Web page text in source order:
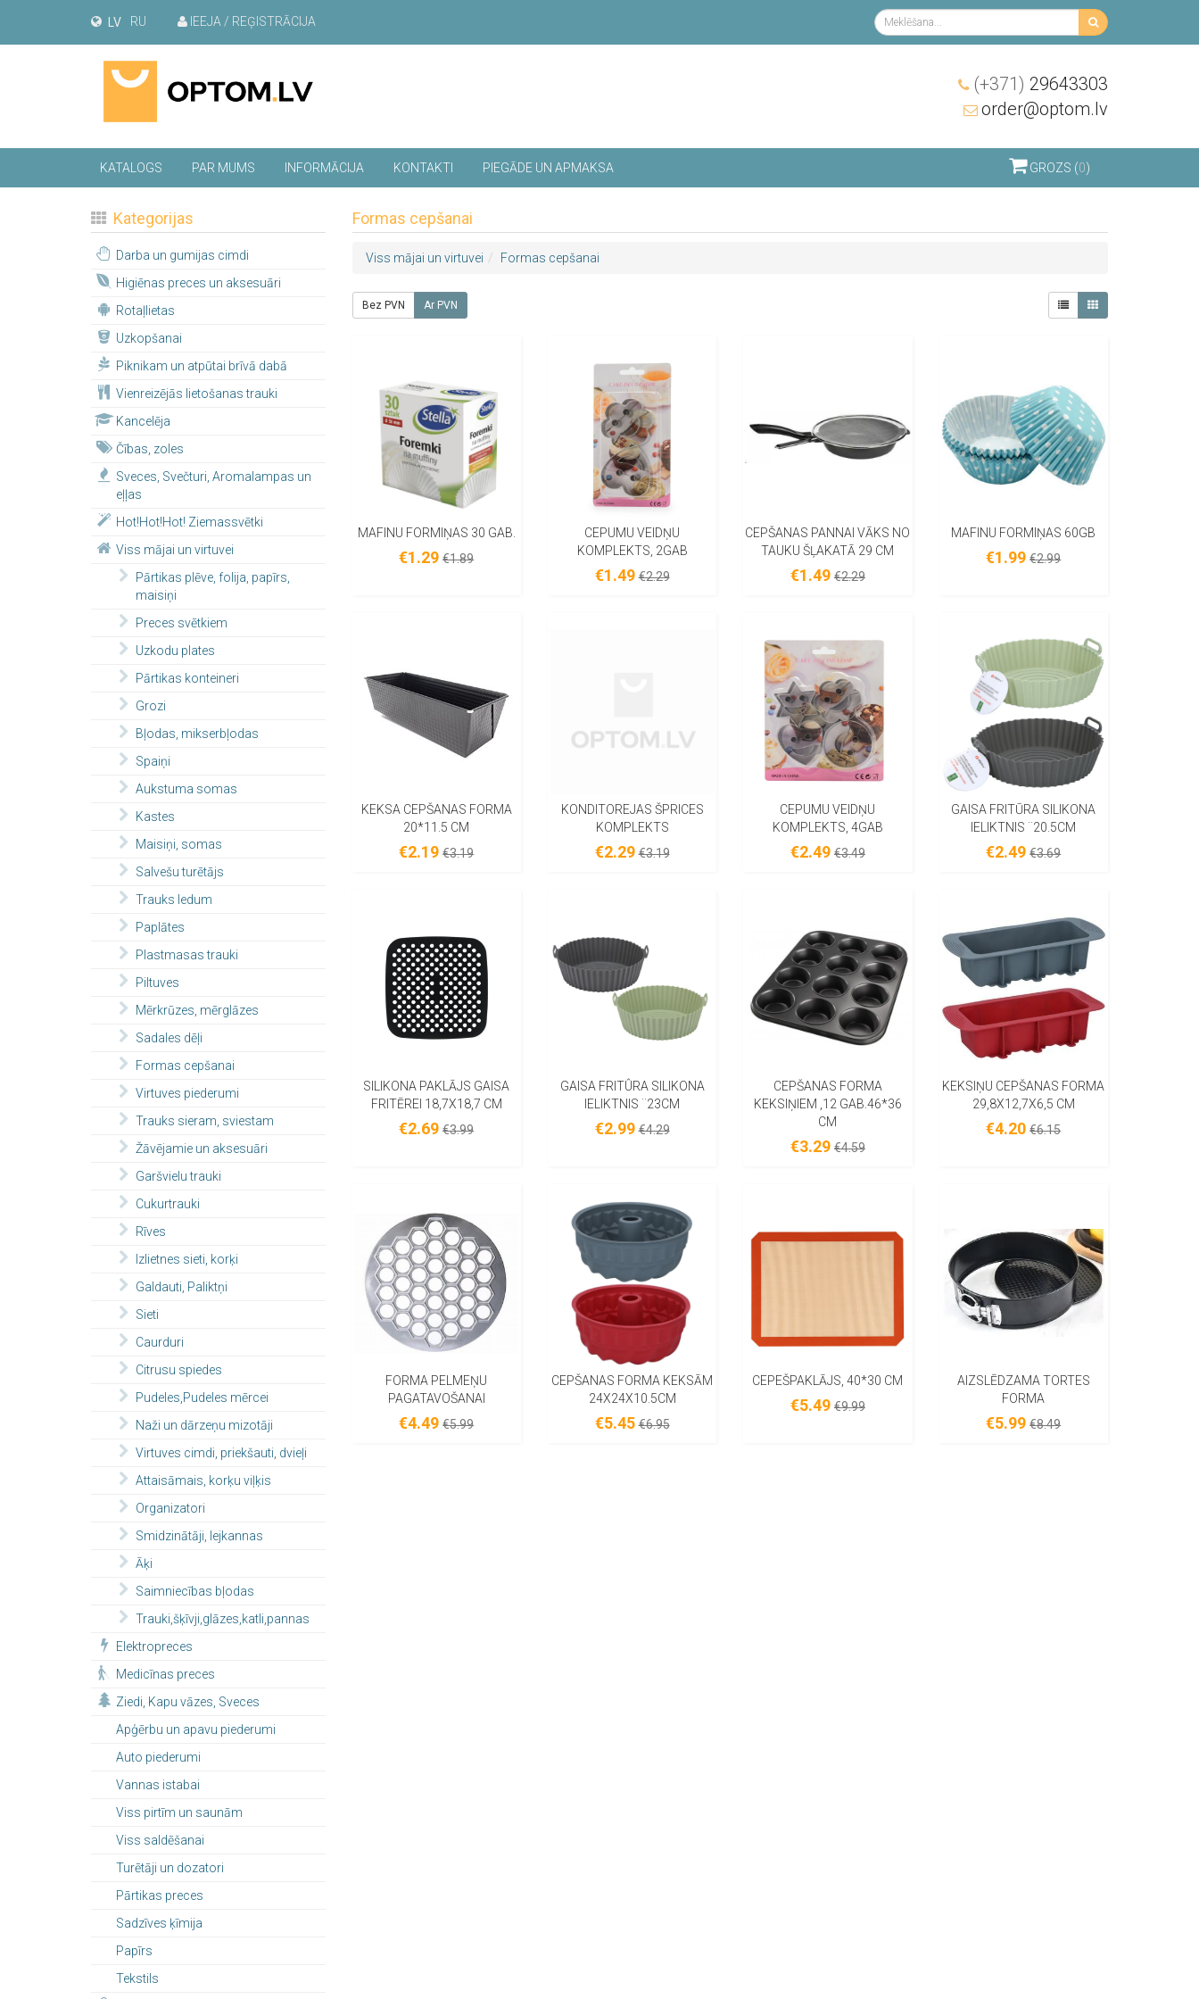
LV RU IEEJA / REĢISTRĀCIJA
(+371) 29643303
order@optom.lv
KATALOGS PAR MUMS INFORMĀCIJA KONTAKTI PIEGĀDE UN APMAKSA GROZS (0)
Kategorijas
Darba un gumijas cimdi
Higiēnas preces un aksesuāri
Rotaļlietas
Uzkopšanai
Piknikam un atpūtai brīvā dabā
Vienreizējās lietošanas trauki
Kancelēja
Čības, zoles
Sveces, Svečturi, Aromalampas un
eļļas
Hot!Hot!Hot! Ziemassvētki
Viss mājai un virtuvei
Pārtikas plēve, folija, papīrs,
maisiņi
Preces svētkiem
Uzkodu plates
Pārtikas konteineri
Grozi
Bļodas, mikserbļodas
Spaiņi
Aukstuma somas
Kastes
Maisiņi, somas
Salvešu turētājs
Trauks ledum
Paplātes
Plastmasas trauki
Piltuves
Mērkrūzes, mērglāzes
Sadales dēļi
Formas cepšanai
Virtuves piederumi
Trauks sieram, sviestam
Žāvējamie un aksesuāri
Garšvielu trauki
Cukurtrauki
Rīves
Izlietnes sieti, korķi
Galdauti, Paliktņi
Sieti
Caurduri
Citrusu spiedes
Pudeles,Pudeles mērcei
Naži un dārzeņu mizotāji
Virtuves cimdi, priekšauti, dvieļi
Attaisāmais, korķu viļķis
Organizatori
Smidzinātāji, lejkannas
Āķi
Saimniecības bļodas
Trauki,šķīvji,glāzes,katli,pannas
Elektropreces
Medicīnas preces
Ziedi, Kapu vāzes, Sveces
Apģērbu un apavu piederumi
Auto piederumi
Vannas istabai
Viss pirtīm un saunām
Viss saldēšanai
Turētāji un dozatori
Pārtikas preces
Sadzīves ķīmija
Papīrs
Tekstils
Formas cepšanai
Viss mājai un virtuvei Formas cepšanai
Bez PVN Ar PVN
MAFINU FORMIŅAS 30 GАB.
€1.29€1.89
CEPUMU VEIDŅU
KOMPLEKTS, 2GAB
€1.49€2.29
CEPŠANAS PANNAI VĀKS NO
TAUKU ŠĻAKATĀ 29 CM
€1.49 €2.29
MAFINU FORMIŅAS 60GB
€1.99€2.99
KEKSA CEPŠANAS FORMA
20*11.5 CM
€2.19€3.19
KONDITOREJAS ŠPRICES
KOMPLEKTS
€2.29€3.19
CEPUMU VEIDŅU
KOMPLEKTS, 4GAB
€2.49 €3.49
GAISA FRITŪRA SILIKONA
IELIKTNIS ¨20.5CM
€2.49€3.69
SILIKONA PAKLĀJS GAISA
FRITĒREI 18,7X18,7 CM
€2.69€3.99
GAISA FRITÛRA SILIKONA
IELIKTNIS ¨23CM
€2.99€4.29
CEPŠANAS FORMA
KEKSIŅIEM ,12 GAB.46*36
CM
€3.29 €4.59
KEKSIŅU CEPŠANAS FORMA
29,8X12,7X6,5 CM
€4.20€6.15
FORMA PELMEŅU
PAGATAVOŠANAI
€4.49€5.99
CEPŠANAS FORMA KEKSĀM
24X24X10.5CM
€5.45€6.95
CEPEŠPAKLĀJS, 40*30 CM
€5.49 €9.99
AIZSLĒDZAMA TORTES
FORMA
€5.99€8.49